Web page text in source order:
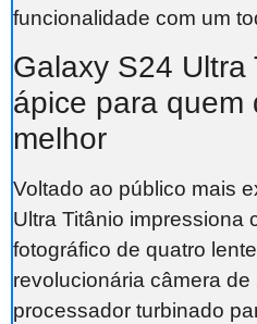
funcionalidade com um
Galaxy S24 Ultra
ápice para quem
melhor
Voltado ao público mais
Ultra Titânio impressiona
fotográfico de quatro
revolucionária câmera
processador turbinado